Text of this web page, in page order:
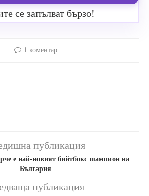
се запълват бързо!
1 коментар
публикация
е най-новият бийтбокс шампион на
България
публикация